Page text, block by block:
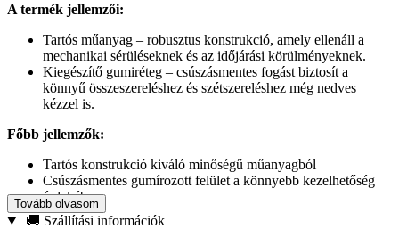
A termék jellemzői:
Tartós műanyag – robusztus konstrukció, amely ellenáll a
mechanikai sérüléseknek és az időjárási körülményeknek.
Kiegészítő gumiréteg – csúszásmentes fogást biztosít a
könnyű összeszereléshez és szétszereléshez még nedves
kézzel is.
Főbb jellemzők:
Tartós konstrukció kiváló minőségű műanyagból
Csúszásmentes gumírozott felület a könnyebb kezelhetőség
érdekében
Univerzális alkalmazás – kompatibilitás az 1/2″-os tömlőkkel
Tovább olvasom
🚚 Szállítási információk